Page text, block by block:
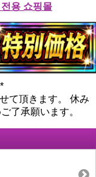
용 쇼핑몰
て頂きます。 休み
了承願います。